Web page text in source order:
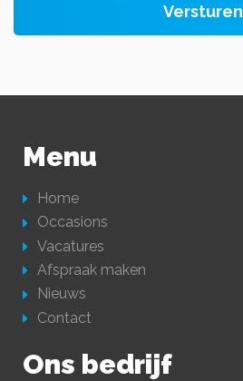
Versturen
Menu
Home
Occasions
Vacatures
Afspraak maken
Nieuws
Contact
Ons bedrijf